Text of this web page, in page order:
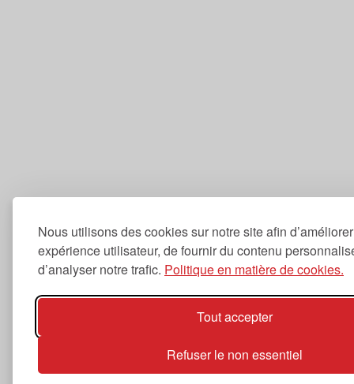
Nous utilisons des cookies sur notre site afin
expérience utilisateur, de fournir du contenu
d’analyser notre trafic. Politique en matière de cookies.
Tout accepter
Refuser le non essentiel